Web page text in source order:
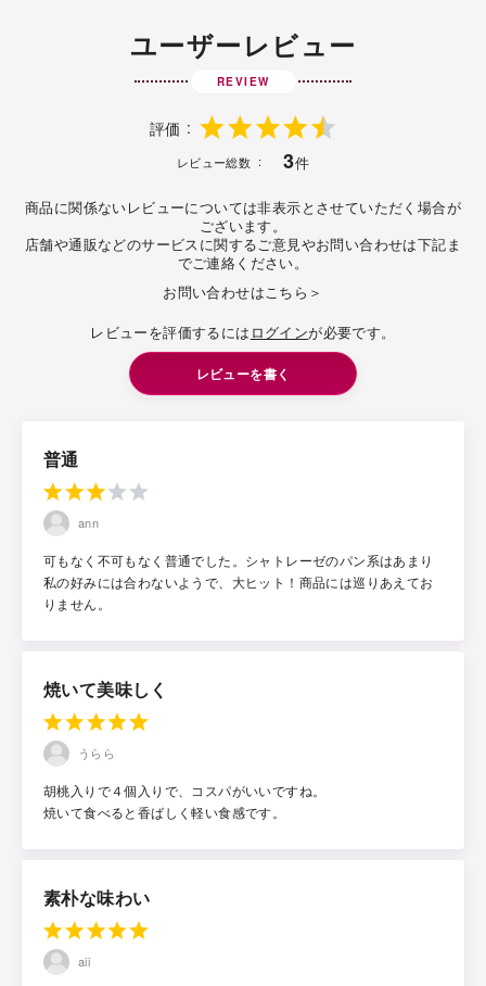
ユーザーレビュー
REVIEW
評価
レビュー総数 3件
商品に関係ないレビューについては非表示とさせていただく場合が
ございます。
店舗や通販などのサービスに関するご意見やお問い合わせは下記ま
でご連絡ください。
お問い合わせはこちら＞
レビューを評価するには ログインが必要です。
レビューを書く
普通
ann
可もなく不可もなく普通でした。シャトレーゼのパン系はあまり
私の好みには合わないようで、大ヒット！商品には巡りあえてお
りません。
焼いて美味しく
うらら
胡桃入りで４個入りで、コスパがいいですね。
焼いて食べると香ばしく軽い食感です。
素朴な味わい
aii